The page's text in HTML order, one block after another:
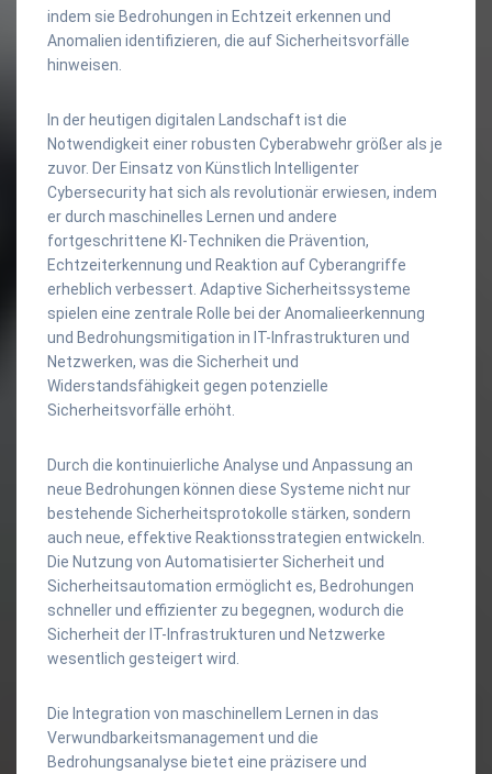
indem sie Bedrohungen in Echtzeit erkennen und
Anomalien identifizieren, die auf Sicherheitsvorfälle
hinweisen.
In der heutigen digitalen Landschaft ist die
Notwendigkeit einer robusten Cyberabwehr größer als je
zuvor. Der Einsatz von Künstlich Intelligenter
Cybersecurity hat sich als revolutionär erwiesen, indem
er durch maschinelles Lernen und andere
fortgeschrittene KI-Techniken die Prävention,
Echtzeiterkennung und Reaktion auf Cyberangriffe
erheblich verbessert. Adaptive Sicherheitssysteme
spielen eine zentrale Rolle bei der Anomalieerkennung
und Bedrohungsmitigation in IT-Infrastrukturen und
Netzwerken, was die Sicherheit und
Widerstandsfähigkeit gegen potenzielle
Sicherheitsvorfälle erhöht.
Durch die kontinuierliche Analyse und Anpassung an
neue Bedrohungen können diese Systeme nicht nur
bestehende Sicherheitsprotokolle stärken, sondern
auch neue, effektive Reaktionsstrategien entwickeln.
Die Nutzung von Automatisierter Sicherheit und
Sicherheitsautomation ermöglicht es, Bedrohungen
schneller und effizienter zu begegnen, wodurch die
Sicherheit der IT-Infrastrukturen und Netzwerke
wesentlich gesteigert wird.
Die Integration von maschinellem Lernen in das
Verwundbarkeitsmanagement und die
Bedrohungsanalyse bietet eine präzisere und